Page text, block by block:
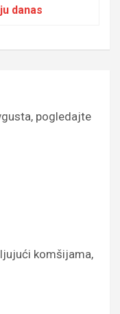
danas
pogledajte
komšijama,